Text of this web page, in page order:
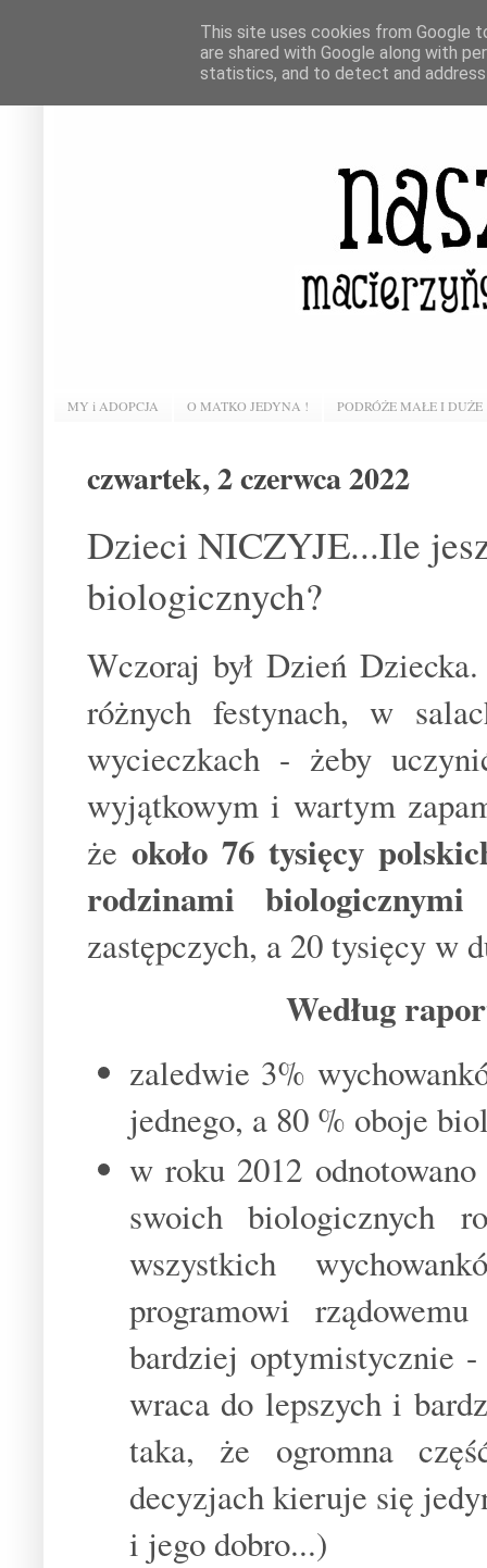
MY i ADOPCJA O MATKO JEDYNA ! PODRÓŻE MAŁE I DUŻE
czwartek, 2 czerwca 2022
Dzieci NICZYJE...Ile
biologicznych?
Wczoraj był Dzień
różnych festynach, w
wycieczkach - żeby
wyjątkowym i wartym
żeokoło 76 tysięcy
rodzinami biologicznymi
zastępczych, a 20 tysięcy w
Według
zaledwie 3%
jednego, a 80 % oboje
w roku 2012
swoich biologicznych
wszystkich
programowi
bardziej optymistycznie
wraca do lepszych i
taka, że ogromna
decyzjach kieruje się
i jego dobro...)
This site uses cookies from Google
are shared with Google along with
statistics, and to detect and address